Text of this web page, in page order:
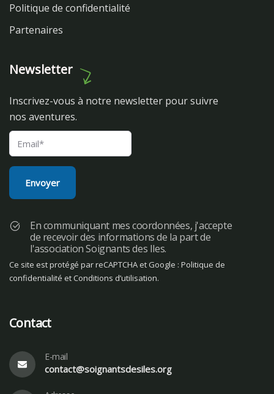
Politique de confidentialité
Partenaires
Newsletter
Inscrivez-vous à notre newsletter pour suivre
nos aventures.
En communiquant mes coordonnées, j'accepte
de recevoir des informations de la part de
l'association Soignants des Iles.
Ce site est protégé par reCAPTCHA et Google : Politique de
confidentialité etConditions d’utilisation.
Contact
E-mail
contact@soignantsdesiles.org